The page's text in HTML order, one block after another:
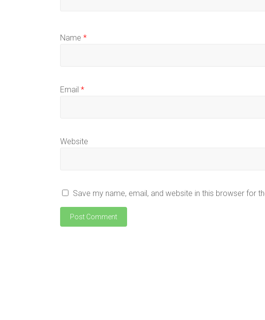
Name *
Email *
Website
Save my name, email, and website in this browser for